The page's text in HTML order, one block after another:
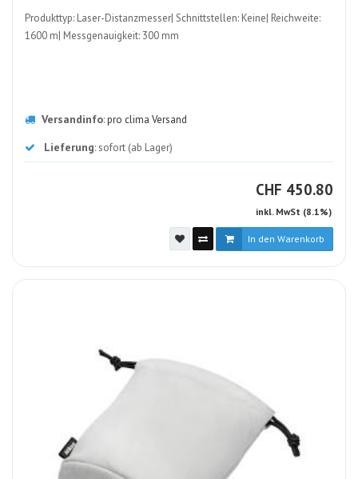
Produkttyp: Laser-Distanzmesser| Schnittstellen: Keine| Reichweite:
1600 m| Messgenauigkeit: 300 mm
Versandinfo:pro clima Versand
Lieferung: sofort (ab Lager)
CHF CHF
450.80
inkl. MwSt (8.1%)
In den Warenkorb